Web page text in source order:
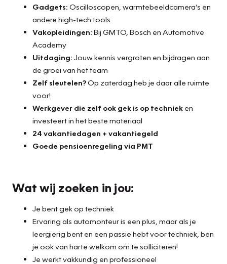
Gadgets: Oscilloscopen, warmtebeeldcamera’s en
andere high-tech tools
Vakopleidingen: Bij GMTO, Bosch en Automotive
Academy
Uitdaging: Jouw kennis vergroten en bijdragen aan
de groei van het team
Zelf sleutelen?Op zaterdag heb je daar alle ruimte
voor!
Werkgever die zelf ook gek is op techniek en
investeert in het beste materiaal
24 vakantiedagen + vakantiegeld
Goede pensioenregeling via PMT
Wat wij zoeken in jou:
Je bent gek op techniek
Ervaring als automonteur is een plus, maar als je
leergierig bent en een passie hebt voor techniek, ben
je ook van harte welkom om te solliciteren!
Je werkt vakkundig en professioneel